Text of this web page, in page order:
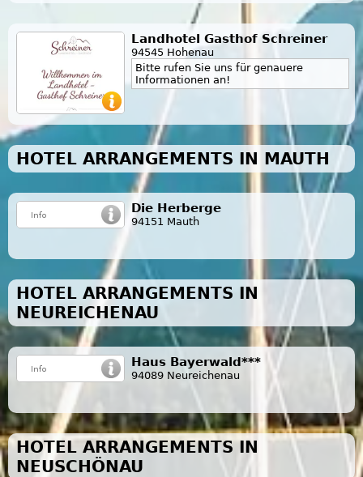
Landhotel Gasthof Schreiner
94545 Hohenau
Bitte rufen Sie uns für genauere
Informationen an!
HOTEL ARRANGEMENTS IN MAUTH
Die Herberge
94151 Mauth
HOTEL ARRANGEMENTS IN
NEUREICHENAU
Haus Bayerwald***
94089 Neureichenau
HOTEL ARRANGEMENTS IN
NEUSCHÖNAU